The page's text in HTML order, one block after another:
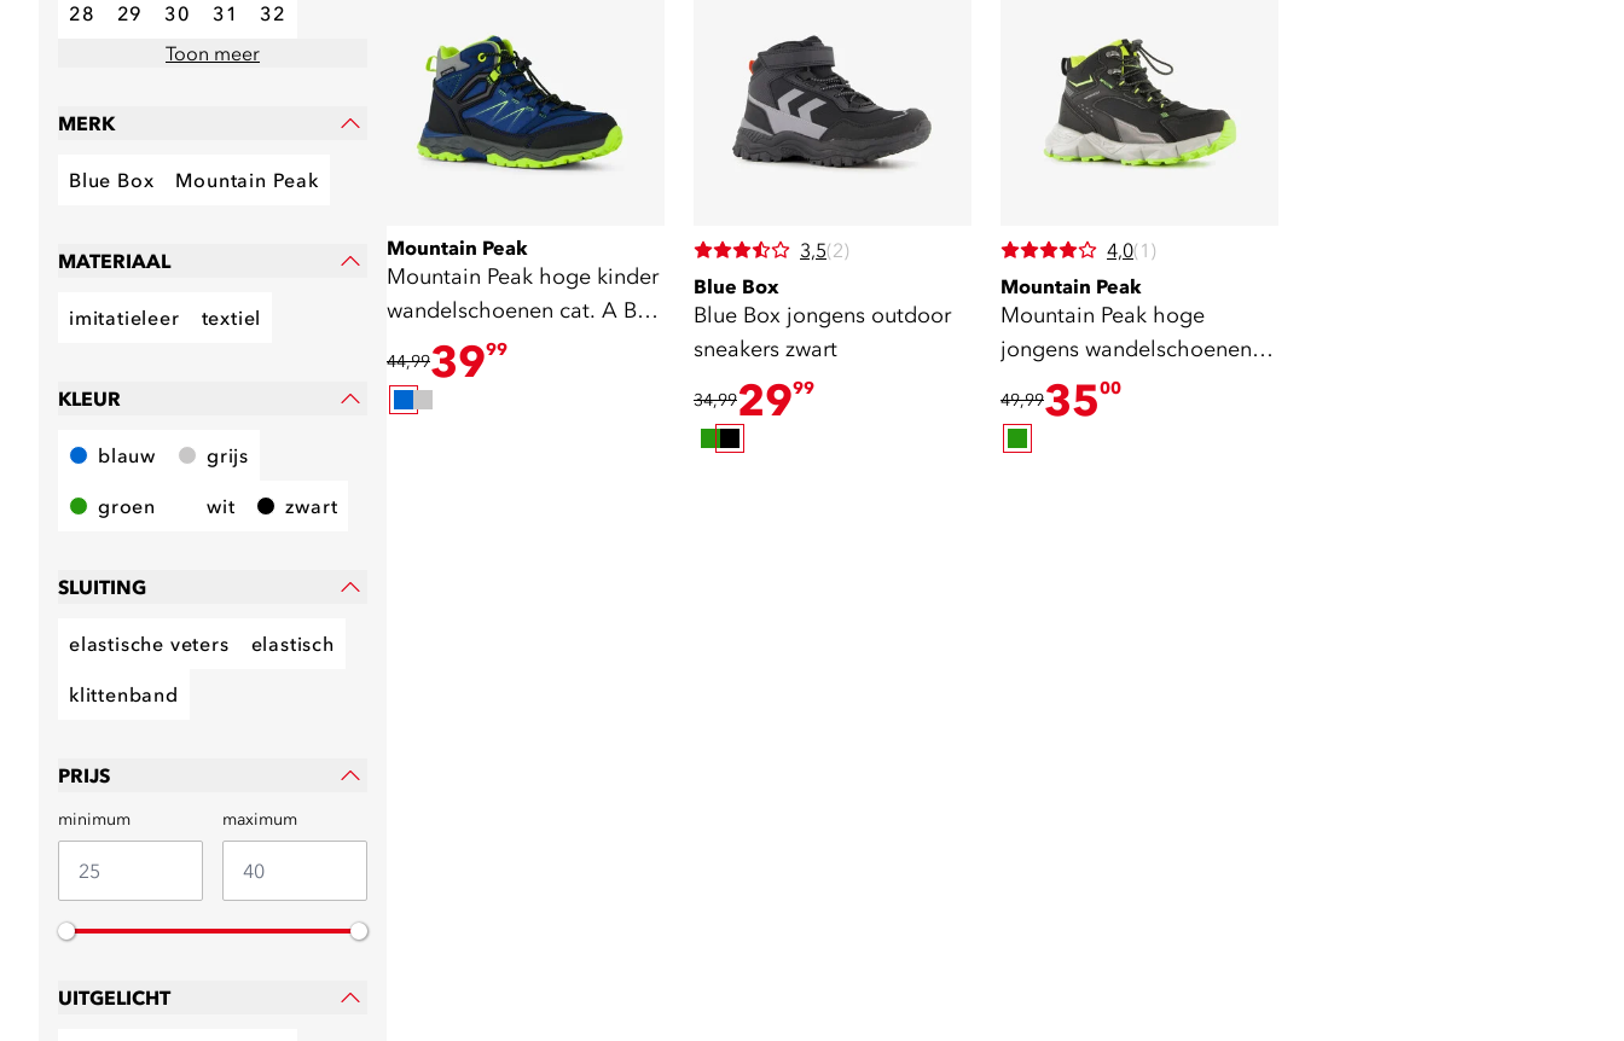
28 29 30 31
32
Toon meer
MERK
Blue Box Mountain Peak
MATERIAAL
imitatieleer textiel
KLEUR
blauw grijs
groen wit zwart
SLUITING
elastische veters elastisch
klittenband
PRIJS
minimum maximum
UITGELICHT
Mountain Peak
Mountain Peak hoge kinder
wandelschoenen cat. A B
blauw
44,993999
3,5(2)
Blue Box
Blue Box jongens outdoor
sneakers zwart
34,992999
4,0(1)
Mountain Peak
Mountain Peak hoge
jongens wandelschoenen
cat. A B zwart groen
49,993500